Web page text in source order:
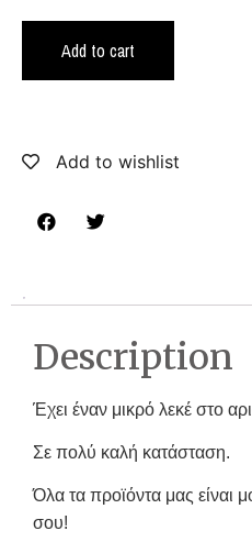
Add to cart
Add to wishlist
Description
Έχει έναν μικρό λεκέ στο
Σε πολύ καλή κατάσταση.
Όλα τα προϊόντα μας είναι
σου!